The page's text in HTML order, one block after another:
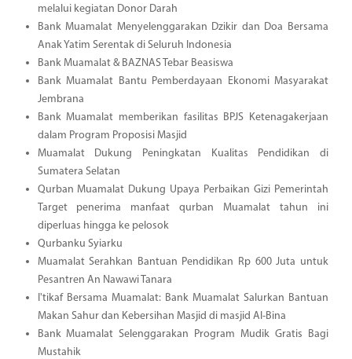
melalui kegiatan Donor Darah
Bank Muamalat Menyelenggarakan Dzikir dan Doa Bersama
Anak Yatim Serentak di Seluruh Indonesia
Bank Muamalat & BAZNAS Tebar Beasiswa
Bank Muamalat Bantu Pemberdayaan Ekonomi Masyarakat
Jembrana
Bank Muamalat memberikan fasilitas BPJS Ketenagakerjaan
dalam Program Proposisi Masjid
Muamalat Dukung Peningkatan Kualitas Pendidikan di
Sumatera Selatan
Qurban Muamalat Dukung Upaya Perbaikan Gizi Pemerintah
Target penerima manfaat qurban Muamalat tahun ini
diperluas hingga ke pelosok
Qurbanku Syiarku
Muamalat Serahkan Bantuan Pendidikan Rp 600 Juta untuk
Pesantren An Nawawi Tanara
I'tikaf Bersama Muamalat: Bank Muamalat Salurkan Bantuan
Makan Sahur dan Kebersihan Masjid di masjid Al-Bina
Bank Muamalat Selenggarakan Program Mudik Gratis Bagi
Mustahik